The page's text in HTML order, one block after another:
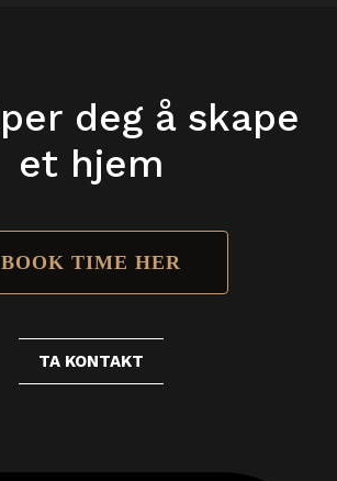
deg å skape
et hjem
BOOK TIME HER
TA KONTAKT